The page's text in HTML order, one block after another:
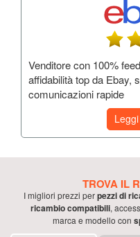
Venditore con 100%
affidabilità top da Ebay,
comunicazioni rapide
TROVA IL
I migliori prezzi perpezzi di
ricambio compatibili,
marca e modello con